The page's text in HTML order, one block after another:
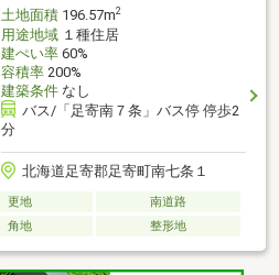
土地面積196.57m2
用途地域１種住居
建ぺい率60%
容積率200%
建築条件なし
バス/「足寄南７条」バス停 停歩2
分
北海道足寄郡足寄町南七条１
更地
南道路
角地 整形地